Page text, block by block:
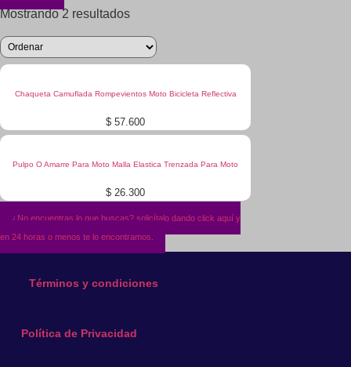
Mostrando 2 resultados
Chaqueta Camuflada Rompevientos Moto Bicicleta Reflectiva
$ 57.600
Pulpo O Amarre Para Moto Malla Elastica Trenzada Para Moto
$ 26.300
¿No encuentras lo que buscas? solicítalo dando click aquí y
en 24 horas o menos te lo encontramos.
Términos y condiciones
Política de Privacidad